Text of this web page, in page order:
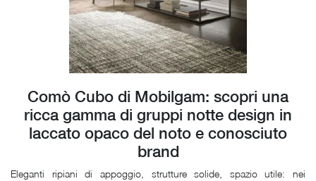
Comò Cubo di Mobilgam: scopri una
ricca gamma di gruppi notte design in
laccato opaco del noto e conosciuto
brand
Eleganti ripiani di appoggio, strutture solide, spazio utile: nei